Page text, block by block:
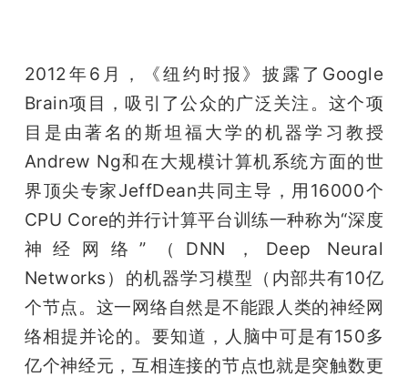
2012年6月，《纽约时报》披露了Google
Brain项目，吸引了公众的广泛关注。这个项
目是由著名的斯坦福大学的机器学习教授
Andrew Ng和在大规模计算机系统方面的世
界顶尖专家JeffDean共同主导，用16000个
CPU Core的并行计算平台训练一种称为“深度
神经网络”（DNN，Deep Neural
Networks）的机器学习模型（内部共有10亿
个节点。这一网络自然是不能跟人类的神经网
络相提并论的。要知道，人脑中可是有150多
亿个神经元，互相连接的节点也就是突触数更